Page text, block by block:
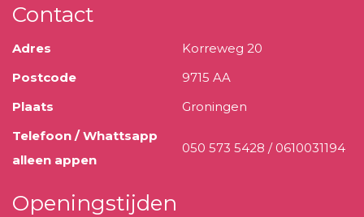
Contact
Adres
Korreweg 20
Postcode
9715 AA
Plaats
Groningen
Telefoon / Whattsapp
alleen appen
050 573 5428 / 0610031194
Openingstijden